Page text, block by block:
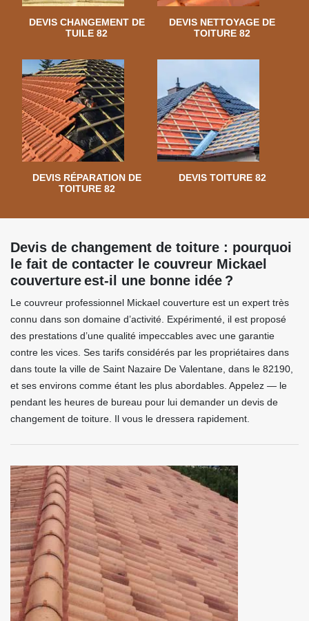
DEVIS CHANGEMENT DE
TUILE 82
DEVIS NETTOYAGE DE
TOITURE 82
DEVIS RÉPARATION DE
TOITURE 82
DEVIS TOITURE 82
Devis de changement de toiture : pourquoi
le fait de contacter le couvreur Mickael
couverture est-il une bonne idée ?
Le couvreur professionnel Mickael couverture est un expert très
connu dans son domaine d’activité. Expérimenté, il est proposé
des prestations d’une qualité impeccables avec une garantie
contre les vices. Ses tarifs considérés par les propriétaires dans
dans toute la ville de Saint Nazaire De Valentane, dans le 82190,
et ses environs comme étant les plus abordables. Appelez — le
pendant les heures de bureau pour lui demander un devis de
changement de toiture. Il vous le dressera rapidement.